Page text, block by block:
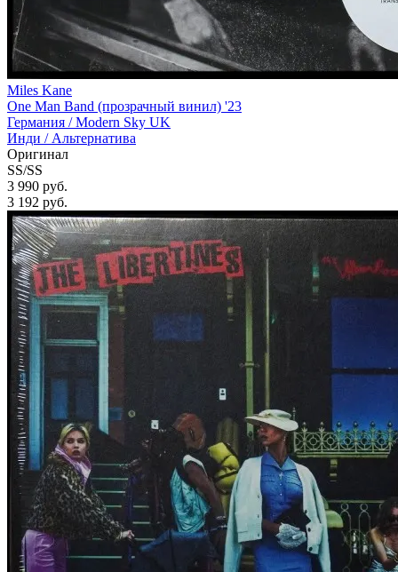
Miles Kane
One Man Band (прозрачный винил) '23
Германия /Modern Sky UK
Инди / Альтернатива
Оригинал
SS/SS
3 990 руб.
3 192 руб.